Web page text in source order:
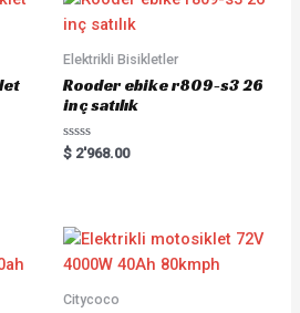
Elektrikli Bisikletler
Rooder ebike r809-s3 26
inç satılık
Rated
0
$ 2'968.00
Citycoco